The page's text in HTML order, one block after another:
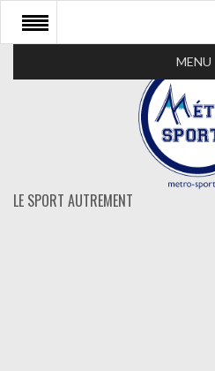
LE SPORT AUTREMENT
MENU